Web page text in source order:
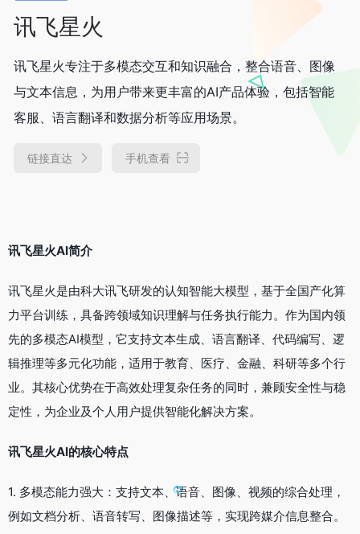
讯飞星火
讯飞星火专注于多模态交互和知识融合，整合语音、图像
与文本信息，为用户带来更丰富的AI产品体验，包括智能
客服、语言翻译和数据分析等应用场景。
链接直达 手机查看
讯飞星火AI简介
讯飞星火是由科大讯飞研发的认知智能大模型，基于全国产化算
力平台训练，具备跨领域知识理解与任务执行能力。作为国内领
先的多模态AI模型，它支持文本生成、语言翻译、代码编写、逻
辑推理等多元化功能，适用于教育、医疗、金融、科研等多个行
业。其核心优势在于高效处理复杂任务的同时，兼顾安全性与稳
定性，为企业及个人用户提供智能化解决方案。
讯飞星火AI的核心特点
1. 多模态能力强大：支持文本、语音、图像、视频的综合处理，
例如文档分析、语音转写、图像描述等，实现跨媒介信息整合。